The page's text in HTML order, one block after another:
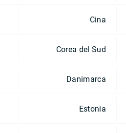
Cina
Corea del Sud
Danimarca
Estonia